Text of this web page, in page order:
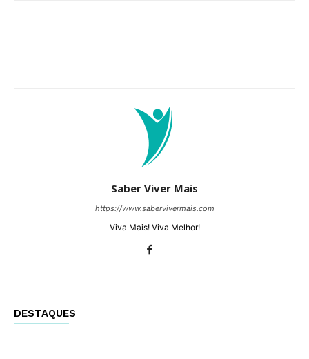
Saber Viver Mais
https://www.sabervivermais.com
Viva Mais! Viva Melhor!
DESTAQUES